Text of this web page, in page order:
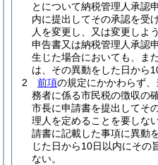
とについて納税管理人承認
内に提出してその承認を受
人を変更し、又は変更しよ
申告書又は納税管理人承認
生じた場合においても、ま
は、その異動をした日から
2
前項の規定にかかわらず
務者に係る市民税の徴収の
市長に申請書を提出してそ
理人を定めることを要しない
請書に記載した事項に異動
じた日から10日以内にその
ない。